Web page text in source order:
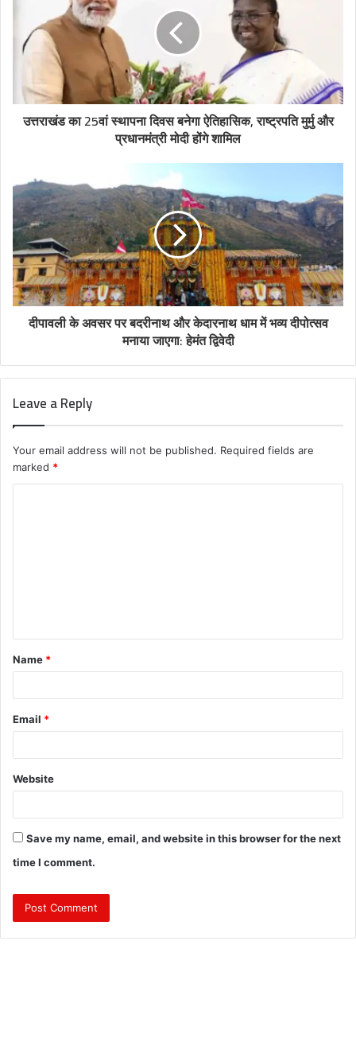
उत्तराखंड का 25वां स्थापना दिवस बनेगा ऐतिहासिक, राष्ट्रपति मुर्मु और
प्रधानमंत्री मोदी होंगे शामिल
दीपावली के अवसर पर बदरीनाथ और केदारनाथ धाम में भव्य दीपोत्सव
मनाया जाएगा: हेमंत द्विवेदी
Leave a Reply
Your email address will not be published. Required fields are
marked *
t
*
Name *
Email *
Website
Save my name, email, and website in this browser for the next
time I comment.